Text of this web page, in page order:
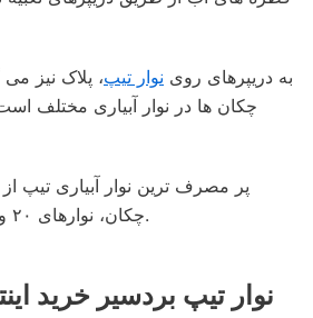
به دریپرهای روی نوار تیپ، پلاک نیز
پر مصرف ترین نوار آبیاری تیپ
چکان، نوارهای ۲۰ و ۳۰ سانتیمتر می باشند.